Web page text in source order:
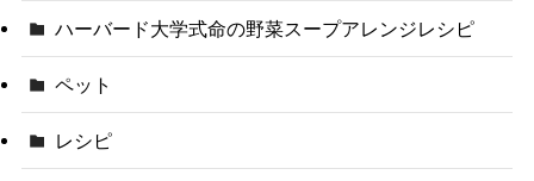
ハーバード大学式命の野菜スープアレンジレシピ
ペット
レシピ